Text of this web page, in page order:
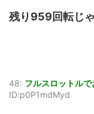
残り959回転じ
48: フルスロットル
ID:p0P1mdMyd